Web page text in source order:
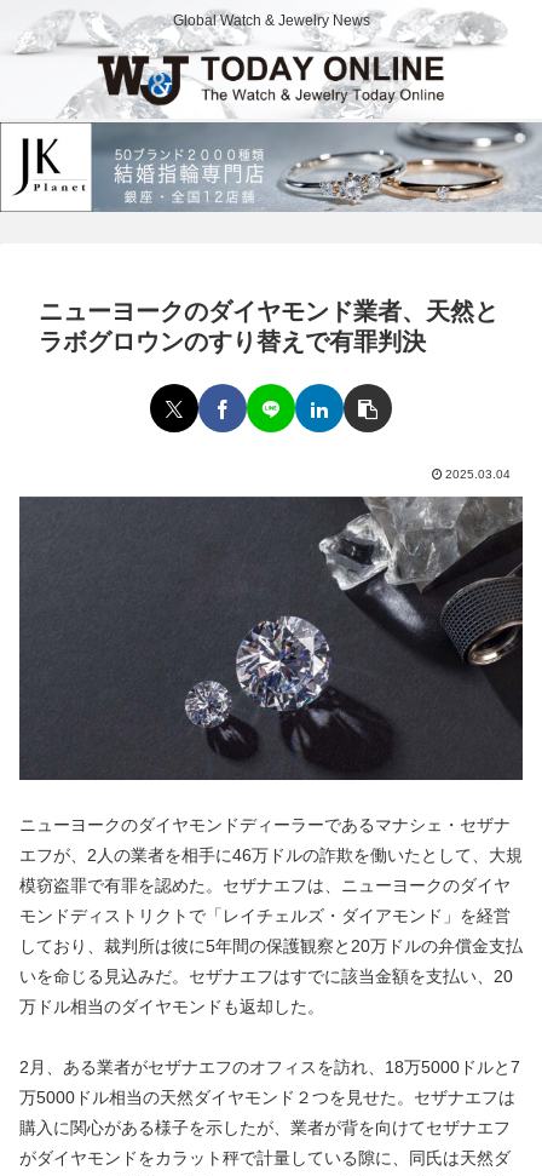
Global Watch & Jewelry News
ニューヨークのダイヤモンド業者、天然と
ラボグロウンのすり替えで有罪判決
2025.03.04
ニューヨークのダイヤモンドディーラーであるマナシェ・セザナ
エフが、2人の業者を相手に46万ドルの詐欺を働いたとして、大規
模窃盗罪で有罪を認めた。セザナエフは、ニューヨークのダイヤ
モンドディストリクトで「レイチェルズ・ダイアモンド」を経営
しており、裁判所は彼に5年間の保護観察と20万ドルの弁償金支払
いを命じる見込みだ。セザナエフはすでに該当金額を支払い、20
万ドル相当のダイヤモンドも返却した。
2月、ある業者がセザナエフのオフィスを訪れ、18万5000ドルと7
万5000ドル相当の天然ダイヤモンド２つを見せた。セザナエフは
購入に関心がある様子を示したが、業者が背を向けてセザナエフ
がダイヤモンドをカラット秤で計量している隙に、同氏は天然ダ